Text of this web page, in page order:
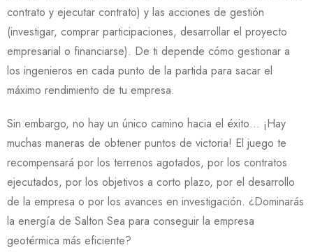
contrato y ejecutar contrato) y las acciones de gestión
(investigar, comprar participaciones, desarrollar el proyecto
empresarial o financiarse). De ti depende cómo gestionar a
los ingenieros en cada punto de la partida para sacar el
máximo rendimiento de tu empresa.
Sin embargo, no hay un único camino hacia el éxito… ¡Hay
muchas maneras de obtener puntos de victoria! El juego te
recompensará por los terrenos agotados, por los contratos
ejecutados, por los objetivos a corto plazo, por el desarrollo
de la empresa o por los avances en investigación. ¿Dominarás
la energía de Salton Sea para conseguir la empresa
geotérmica más eficiente?